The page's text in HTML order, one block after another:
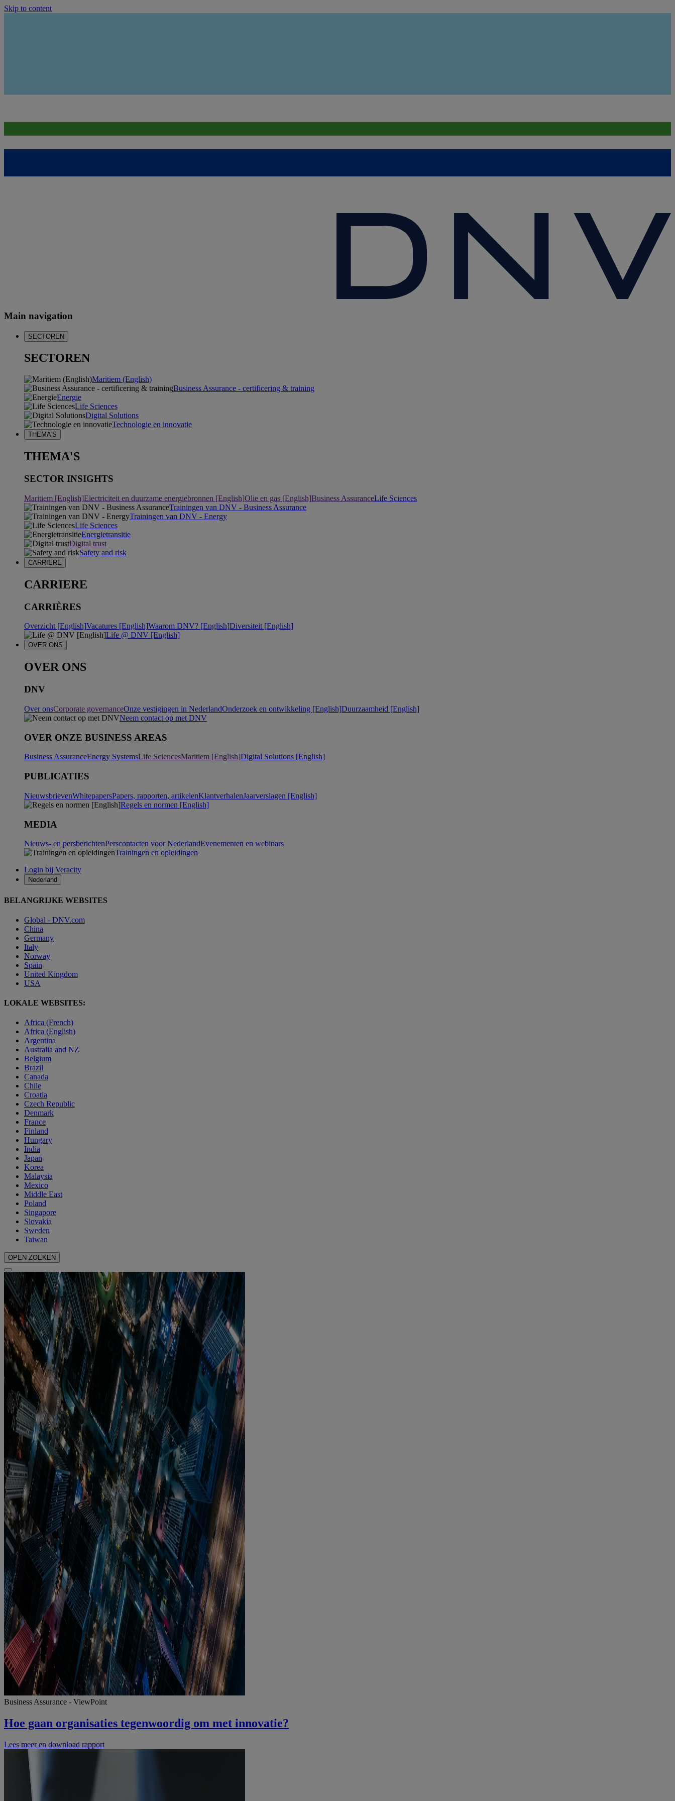
Skip to content
Main navigation
SECTOREN
SECTOREN
Maritiem (English)
Business Assurance - certificering & training
Energie
Life Sciences
Digital Solutions
Technologie en innovatie
THEMA'S
THEMA'S
SECTOR INSIGHTS
Maritiem [English]Electriciteit en duurzame energiebronnen [English]Olie en gas [English]Business AssuranceLife Sciences
Trainingen van DNV - Business Assurance
Trainingen van DNV - Energy
Life Sciences
Energietransitie
Digital trust
Safety and risk
CARRIERE
CARRIERE
CARRIÈRES
Overzicht [English]Vacatures [English]Waarom DNV? [English]Diversiteit [English]
Life @ DNV [English]
OVER ONS
OVER ONS
DNV
Over onsCorporate governanceOnze vestigingen in NederlandOnderzoek en ontwikkeling [English]Duurzaamheid [English]
Neem contact op met DNV
OVER ONZE BUSINESS AREAS
Business AssuranceEnergy SystemsLife SciencesMaritiem [English]Digital Solutions [English]
PUBLICATIES
NieuwsbrievenWhitepapersPapers, rapporten, artikelenKlantverhalenJaarverslagen [English]
Regels en normen [English]
MEDIA
Nieuws- en persberichtenPerscontacten voor NederlandEvenementen en webinars
Trainingen en opleidingen
Login bij Veracity
Nederland
BELANGRIJKE WEBSITES
Global - DNV.com
China
Germany
Italy
Norway
Spain
United Kingdom
USA
LOKALE WEBSITES:
Africa (French)
Africa (English)
Argentina
Australia and NZ
Belgium
Brazil
Canada
Chile
Croatia
Czech Republic
Denmark
France
Finland
Hungary
India
Japan
Korea
Malaysia
Mexico
Middle East
Poland
Singapore
Slovakia
Sweden
Taiwan
OPEN ZOEKEN
Business Assurance - ViewPoint
Hoe gaan organisaties tegenwoordig om met innovatie?
Lees meer en download rapport